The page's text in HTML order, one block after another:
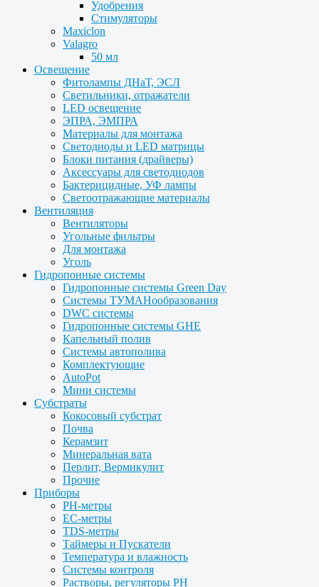
Удобрения
Стимуляторы
Maxiclon
Valagro
50 мл
Освещение
Фитолампы ДНаТ, ЭСЛ
Светильники, отражатели
LED освещение
ЭПРА, ЭМПРА
Материалы для монтажа
Светодиоды и LED матрицы
Блоки питания (драйверы)
Аксессуары для светодиодов
Бактерицидные, УФ лампы
Светоотражающие материалы
Вентиляция
Вентиляторы
Угольные фильтры
Для монтажа
Уголь
Гидропонные системы
Гидропонные системы Green Day
Системы ТУМАНообразования
DWC системы
Гидропонные системы GHE
Капельный полив
Системы автополива
Комплектующие
AutoPot
Мини системы
Субстраты
Кокосовый субстрат
Почва
Керамзит
Минеральная вата
Перлит, Вермикулит
Прочие
Приборы
PH-метры
EC-метры
TDS-метры
Таймеры и Пускатели
Температура и влажность
Системы контроля
Растворы, регуляторы PH